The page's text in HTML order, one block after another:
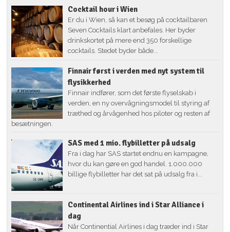
Cocktail hour i Wien
Er du i Wien, så kan et besøg på cocktailbaren
Seven Cocktails klart anbefales. Her byder
drinkskortet på mere end 350 forskellige
cocktails. Stedet byder både...
Finnair først i verden med nyt system til
flysikkerhed
Finnair indfører, som det første flyselskab i
verden, en ny overvågningsmodel til styring af
træthed og årvågenhed hos piloter og resten af
besætningen.
SAS med 1 mio. flybilletter på udsalg
Fra i dag har SAS startet endnu en kampagne,
hvor du kan gøre en god handel. 1.000.000
billige flybilletter har det sat på udsalg fra i...
Continental Airlines ind i Star Alliance i
dag
Når Continential Airlines i dag træder ind i Star